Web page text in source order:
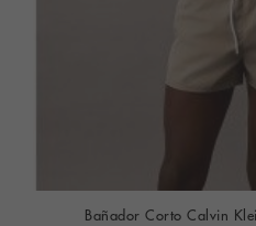
Bañador Corto Calvin